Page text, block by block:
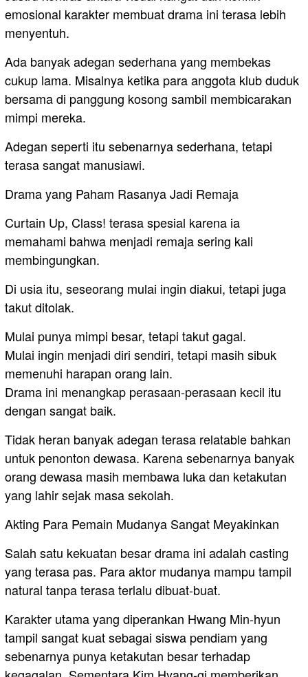
emosional karakter membuat drama ini terasa lebih
menyentuh.
Ada banyak adegan sederhana yang membekas
cukup lama. Misalnya ketika para anggota klub duduk
bersama di panggung kosong sambil membicarakan
mimpi mereka.
Adegan seperti itu sebenarnya sederhana, tetapi
terasa sangat manusiawi.
Drama yang Paham Rasanya Jadi Remaja
Curtain Up, Class! terasa spesial karena ia
memahami bahwa menjadi remaja sering kali
membingungkan.
Di usia itu, seseorang mulai ingin diakui, tetapi juga
takut ditolak.
Mulai punya mimpi besar, tetapi takut gagal.
Mulai ingin menjadi diri sendiri, tetapi masih sibuk
memenuhi harapan orang lain.
Drama ini menangkap perasaan-perasaan kecil itu
dengan sangat baik.
Tidak heran banyak adegan terasa relatable bahkan
untuk penonton dewasa. Karena sebenarnya banyak
orang dewasa masih membawa luka dan ketakutan
yang lahir sejak masa sekolah.
Akting Para Pemain Mudanya Sangat Meyakinkan
Salah satu kekuatan besar drama ini adalah casting
yang terasa pas. Para aktor mudanya mampu tampil
natural tanpa terasa terlalu dibuat-buat.
Karakter utama yang diperankan Hwang Min-hyun
tampil sangat kuat sebagai siswa pendiam yang
sebenarnya punya ketakutan besar terhadap